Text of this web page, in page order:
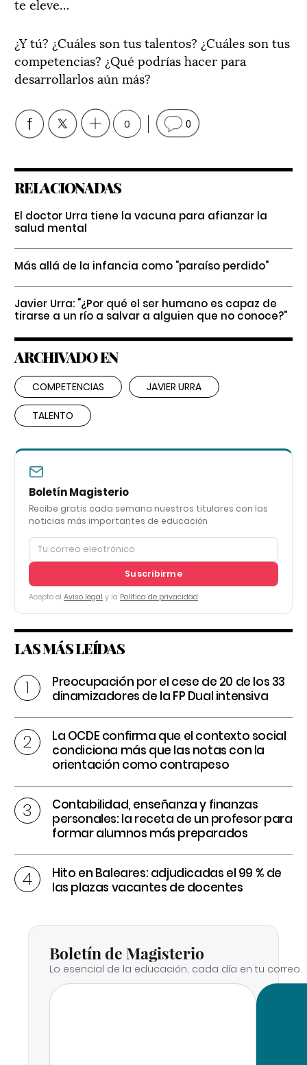
te eleve…
¿Y tú? ¿Cuáles son tus talentos? ¿Cuáles son tus
competencias? ¿Qué podrías hacer para
desarrollarlos aún más?
0 0
RELACIONADAS
El doctor Urra tiene la vacuna para afianzar la
salud mental
Más allá de la infancia como "paraíso perdido"
Javier Urra: "¿Por qué el ser humano es capaz de
tirarse a un río a salvar a alguien que no conoce?"
ARCHIVADO EN
COMPETENCIAS JAVIER URRA
TALENTO
Boletín Magisterio
Recibe gratis cada semana nuestros titulares con las
noticias más importantes de educación
Suscribirme
Acepto el Aviso legal y la Política de privacidad
LAS MÁS LEÍDAS
Preocupación por el cese de 20 de los 33
dinamizadores de la FP Dual intensiva
La OCDE confirma que el contexto social
condiciona más que las notas con la
orientación como contrapeso
Contabilidad, enseñanza y finanzas
personales: la receta de un profesor para
formar alumnos más preparados
Hito en Baleares: adjudicadas el 99 % de
las plazas vacantes de docentes
Boletín de Magisterio
Lo esencial de la educación, cada día en tu correo.